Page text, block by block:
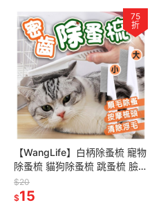
75
折
【WangLife】白柄除蚤梳 寵物
除蚤梳 貓狗除蚤梳 跳蚤梳 臉毛
梳 眼角梳 寵物蚤梳 密齒梳 排
梳
$20
$15